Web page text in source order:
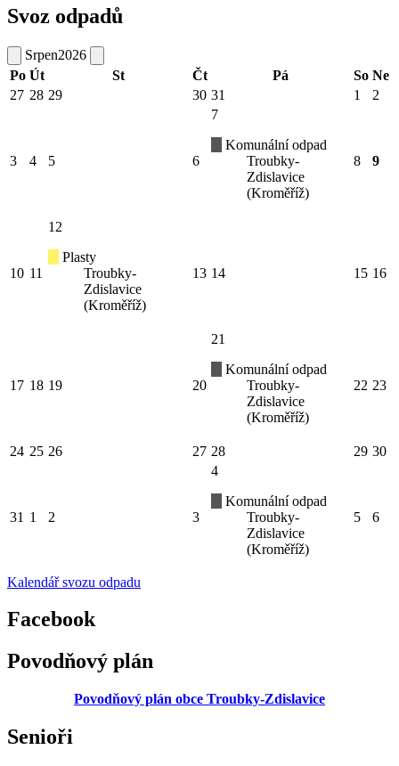
Svoz odpadů
Srpen2026
Po Út St Čt Pá So Ne
27 28 29 30 31 1 2
3 4 5 6
7
Komunální odpad
Troubky-
Zdislavice
(Kroměříž)
8 9
10 11
12
Plasty
Troubky-
Zdislavice
(Kroměříž)
13 14 15 16
17 18 19 20
21
Komunální odpad
Troubky-
Zdislavice
(Kroměříž)
22 23
24 25 26 27 28 29 30
31 1 2 3
4
Komunální odpad
Troubky-
Zdislavice
(Kroměříž)
5 6
Kalendář svozu odpadu
Facebook
Povodňový plán
Povodňový plán obce Troubky-Zdislavice
Senioři